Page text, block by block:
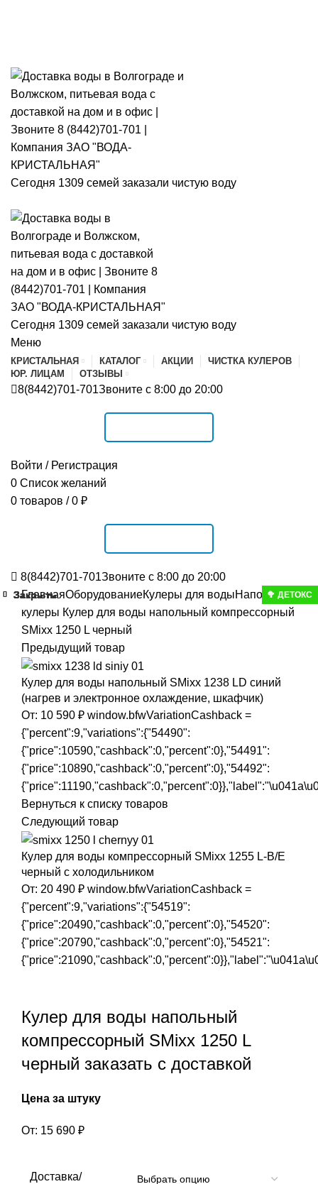
Сегодня 1309 семей заказали чистую воду
Сегодня 1309 семей заказали чистую воду
Меню
КРИСТАЛЬНАЯ КАТАЛОГ АКЦИИ
ЧИСТКА КУЛЕРОВ
ЮР. ЛИЦАМ
ОТЗЫВЫ
8(8442)701-701Звоните с 8:00 до 20:00
Войти / Регистрация
0 Список желаний
0 товаров / 0 ₽
8(8442)701-701Звоните с 8:00 до 20:00
ГлавнаяОборудованиеКулеры для водыНапольные
кулеры Кулер для воды напольный компрессорный
SMixx 1250 L черный
Предыдущий товар
Кулер для воды напольный SMixx 1238 LD синий
(нагрев и электронное охлаждение, шкафчик)
От: 10 590 ₽ window.bfwVariationCashback =
{"percent":9,"variations":{"54490":
{"price":10590,"cashback":0,"percent":0},"54491":
{"price":10890,"cashback":0,"percent":0},"54492":
Вернуться к списку товаров
Следующий товар
Кулер для воды компрессорный SMixx 1255 L-B/E
черный с холодильником
От: 20 490 ₽ window.bfwVariationCashback =
{"percent":9,"variations":{"54519":
{"price":20490,"cashback":0,"percent":0},"54520":
{"price":20790,"cashback":0,"percent":0},"54521":
Кулер для воды напольный
компрессорный SMixx 1250 L
черный заказать c доставкой
Цена за штуку
От: 15 690 ₽
Доставка/
Закрыть
Закрыть
Закрыть
Закрыть 🥦 ДЕТОКС
Закрыть
Закрыть
Закрыть
Закрыть
Закрыть